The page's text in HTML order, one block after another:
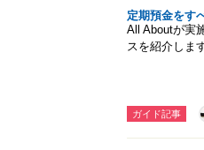
定期預金をす
All Aboutが実
スを紹介します
ガイド記事